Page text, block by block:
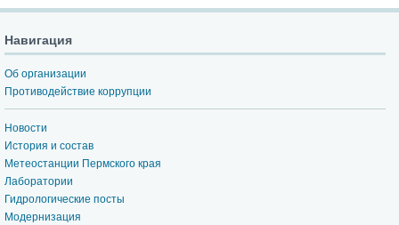
Навигация
Об организации
Противодействие коррупции
Новости
История и состав
Метеостанции Пермского края
Лаборатории
Гидрологические посты
Модернизация